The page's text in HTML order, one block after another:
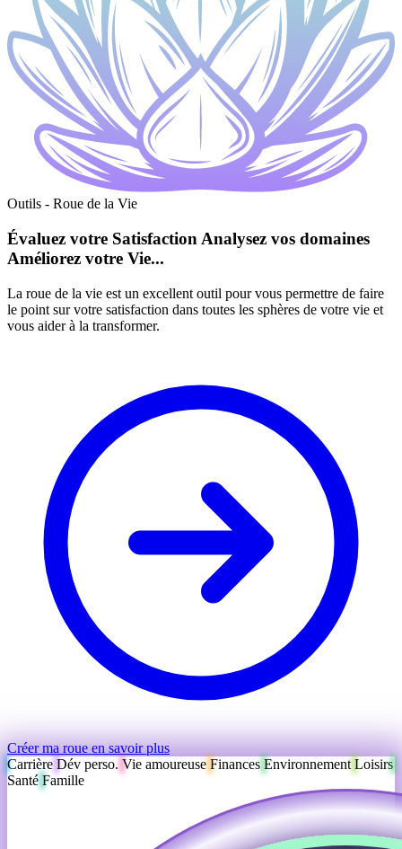
Outils - Roue de la Vie
Évaluez votre Satisfaction Analysez vos domaines
Améliorez votre Vie...
La roue de la vie est un excellent outil pour vous permettre de faire
le point sur votre satisfaction dans toutes les sphères de votre vie et
vous aider à la transformer.
Créer ma roue en savoir plus
Carrière Dév perso. Vie amoureuse Finances Environnement Loisirs
Santé Famille